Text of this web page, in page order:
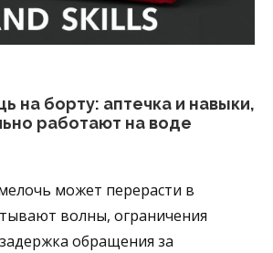
на борту: аптечка и навыки,
работают на воде
может перерасти в
волны, ограничения
обращения за